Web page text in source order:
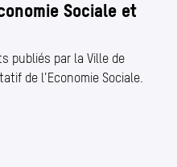
Sociale et
publiés par la Ville de
de l’Economie Sociale.